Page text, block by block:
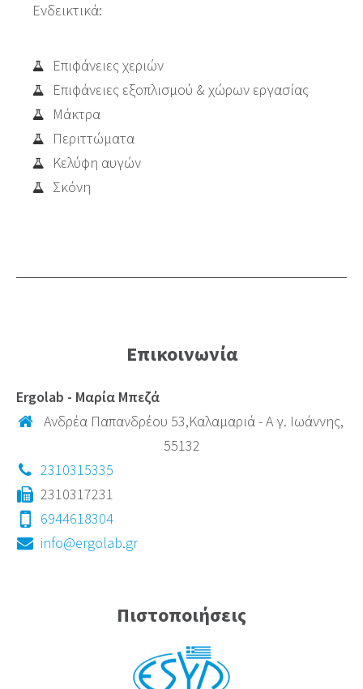
Ενδεικτικά:
Επιφάνειες χεριών
Επιφάνειες εξοπλισμού & χώρων εργασίας
Μάκτρα
Περιττώματα
Κελύφη αυγών
Σκόνη
Επικοινωνία
Ergolab - Μαρία Μπεζά
Ανδρέα Παπανδρέου 53,Καλαμαριά - Α γ. Ιωάννης,
55132
2310315335
2310317231
6944618304
info@ergolab.gr
Πιστοποιήσεις